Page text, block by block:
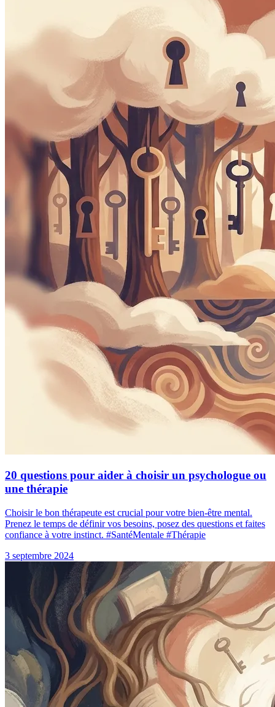
20 questions pour aider à choisir un psychologue ou
une thérapie
Choisir le bon thérapeute est crucial pour votre bien-être mental.
Prenez le temps de définir vos besoins, posez des questions et faites
confiance à votre instinct. #SantéMentale #Thérapie
3 septembre 2024